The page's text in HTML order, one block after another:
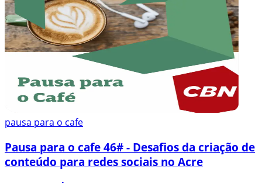
pausa para o cafe
Pausa para o cafe 46# - Desafios da criação de
conteúdo para redes sociais no Acre